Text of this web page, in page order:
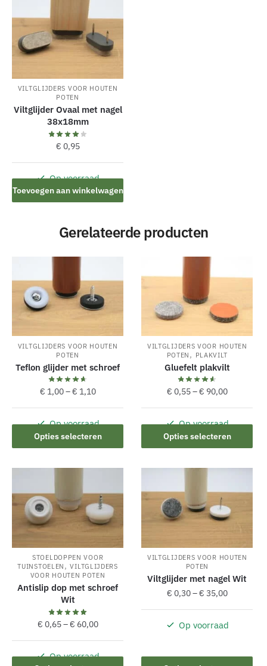
meerdere
variaties.
Deze
optie
gekozen
worden
op
de
productpagina
VILTGLIJDERS VOOR HOUTEN
POTEN
Viltglijder Ovaal met nagel
38x18mm
€ 0,95
Op voorraad
Toevoegen aan winkelwagen
Gerelateerde producten
VILTGLIJDERS VOOR HOUTEN
POTEN
Teflon glijder met schroef
€ 1,00–€ 1,10
Op voorraad
Opties selecteren
Dit
product
Deze
optie
gekozen
worden
op
de
productpagina
VILTGLIJDERS VOOR HOUTEN
POTEN , PLAKVILT
Gluefelt plakvilt
€ 0,55–€ 90,00
Op voorraad
Opties selecteren
Dit
product
variaties.
Deze
optie
gekozen
worden
op
de
STOELDOPPEN VOOR
TUINSTOELEN ,VILTGLIJDERS
VOOR HOUTEN POTEN
Antislip dop met schroef
Wit
€ 0,65–€ 60,00
Op voorraad
VILTGLIJDERS VOOR HOUTEN
POTEN
Viltglijder met nagel Wit
€ 0,30–€ 35,00
Op voorraad
heeft